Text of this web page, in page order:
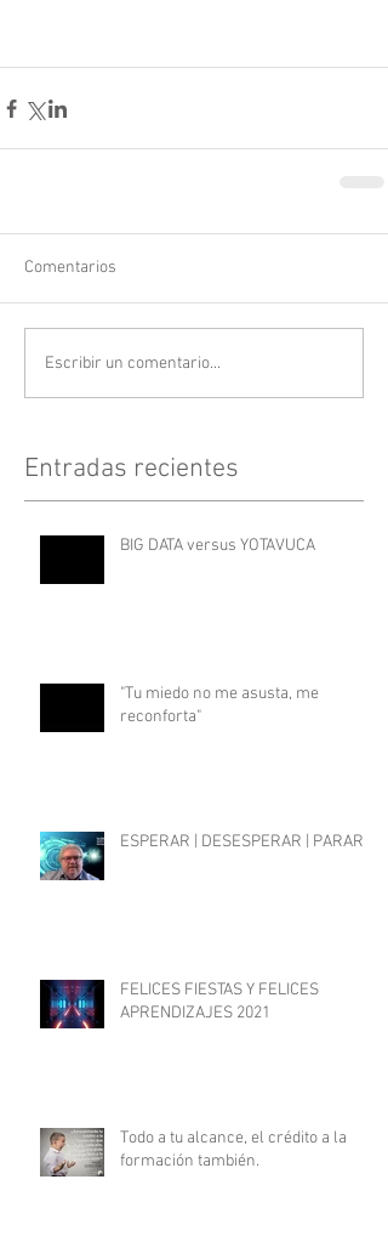
Comentarios
Escribir un comentario...
Entradas recientes
BIG DATA versus YOTAVUCA
"Tu miedo no me asusta, me
reconforta"
ESPERAR | DESESPERAR | PARAR
FELICES FIESTAS Y FELICES
APRENDIZAJES 2021
Todo a tu alcance, el crédito a la
formación también.